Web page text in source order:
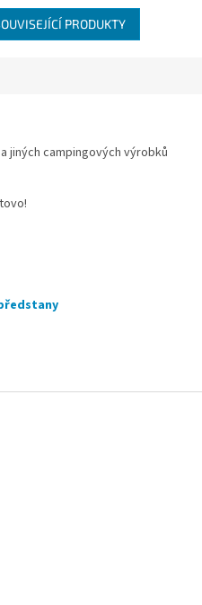
PRODUKTY
jiných campingových výrobků